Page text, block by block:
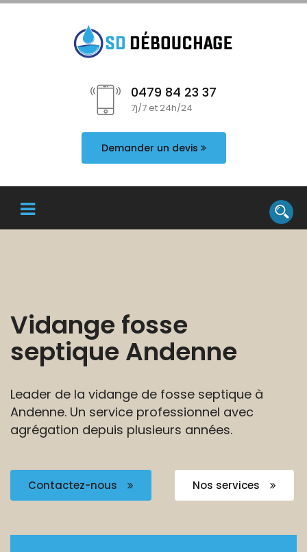
0479 84 23 37
7j/7 et 24h/24
Demander un devis
Vidange fosse
septique Andenne
Leader de la vidange de fosse septique à
Andenne. Un service professionnel avec
agrégation depuis plusieurs années.
Contactez-nous Nos services